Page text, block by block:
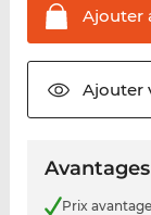
Ajouter
Ajouter
Prix